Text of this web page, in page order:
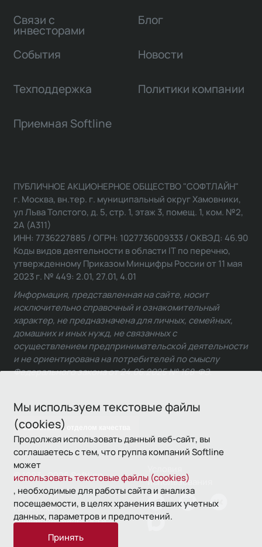
Мы используем текстовые файлы
(cookies)
Продолжая использовать данный веб-сайт, вы
соглашаетесь с тем, что группа компаний Softline
может
использовать текстовые файлы (cookies)
, необходимые для работы сайта и анализа
посещаемости, в целях хранения ваших учетных
данных, параметров и предпочтений.
Принять
Связи с
инвесторами
Блог
События Новости
Техподдержка Политики компании
Приемная Softline
Связаться с отделом качества
ПУБЛИЧНОЕ АКЦИОНЕРНОЕ ОБЩЕСТВО "СОФТЛАЙН"
г. Москва, вн.тер. г. муниципальный округ Хамовники,
ул Льва Толстого, д. 5, стр. 1, этаж 3, помещ. 1, ком. №2,
2А (А311)
ИНН: 7736227885 / ОГРН: 1027736009333 / ОКВЭД: 46.90
Коды видов деятельности в области IT по перечню,
утвержденному Приказом Минцифры России от 11 мая
2023 г. № 449: 2.01, 27.01, 4.01
Информация, представленная на сайте, носит
исключительно справочный и ознакомительный
характер, не предназначена для личных, семейных,
домашних и иных нужд, не связанных с
осуществлением предпринимательской деятельности
и не ориентирована на потребителей по смыслу
Федерального закона от 24.06.2025 № 168-ФЗ.
© 1993—2026 Softline
использования
Политика
конфиденциальности